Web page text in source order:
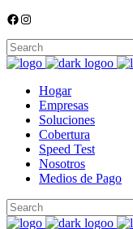
Facebook
Instagram
Hogar
Empresas
Soluciones
Cobertura
Speed Test
Nosotros
Medios de Pago